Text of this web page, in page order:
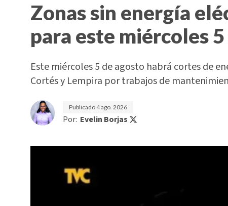
Zonas sin energía
para este miércoles
Este miércoles 5 de agosto habrá cortes de
Cortés y Lempira por trabajos de
Publicado4 ago. 2026
Por: Evelin Borjas